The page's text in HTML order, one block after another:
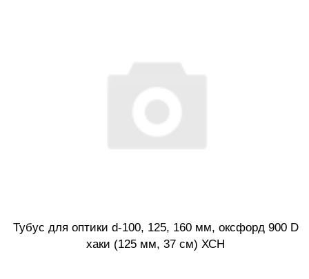
Тубус для оптики d-100, 125, 160 мм, оксфорд 900 D
хаки (125 мм, 37 см) ХСН